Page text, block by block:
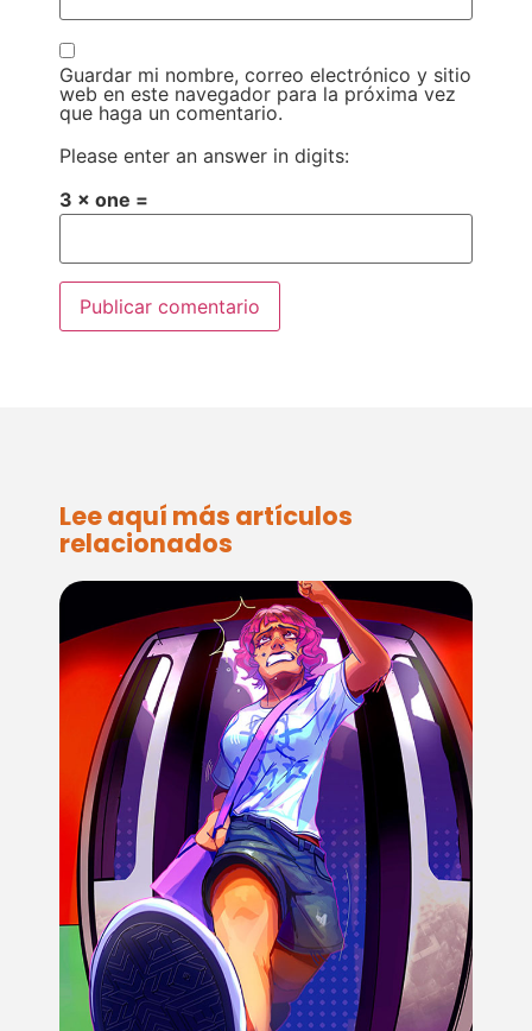
Lee aquí más artículos
relacionados
Guardar mi nombre, correo electrónico y sitio
web en este navegador para la próxima vez
que haga un comentario.
Please enter an answer in digits:
3 × one =